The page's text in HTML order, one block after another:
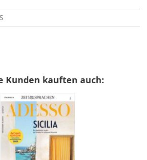
Kunden kauften auch: